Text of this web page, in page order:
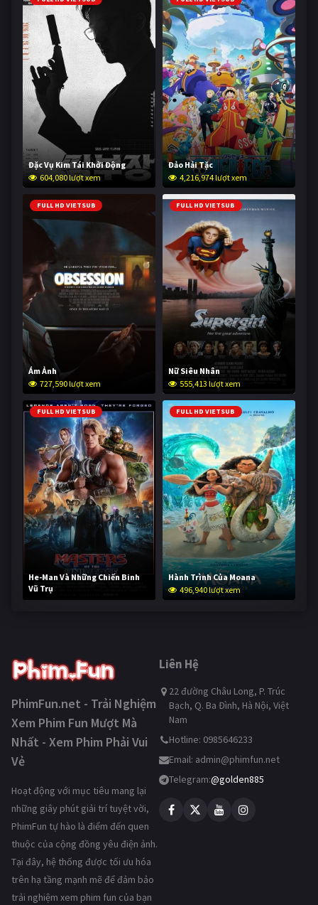
Đặc Vụ Kim Tái Khởi Động
604,080 lượt xem
Đảo Hải Tặc
4,216,974 lượt xem
FULL HD VIETSUB
Ám Ảnh
727,590 lượt xem
FULL HD VIETSUB
Nữ Siêu Nhân
555,413 lượt xem
FULL HD VIETSUB
He-Man Và Những Chiến Binh
Vũ Trụ
246,098 lượt xem
FULL HD VIETSUB
Hành Trình Của Moana
496,940 lượt xem
PhimFun.net - Trải Nghiệm
Xem Phim Fun Mượt Mà
Nhất - Xem Phim Phải Vui
Vẻ
Hoạt động với mục tiêu mang lại
những giây phút giải trí tuyệt vời,
PhimFun tự hào là điểm đến quen
thuộc của cộng đồng yêu điện ảnh.
Tại đây, hệ thống được tối ưu hóa
trên hạ tầng mạnh mẽ để đảm bảo
trải nghiệm xem phim fun của bạn
Liên Hệ
22 đường Châu Long, P. Trúc
Bạch, Q. Ba Đình, Hà Nội, Việt
Nam
Hotline: 0985646233
Email: admin@phimfun.net
Telegram:@golden885